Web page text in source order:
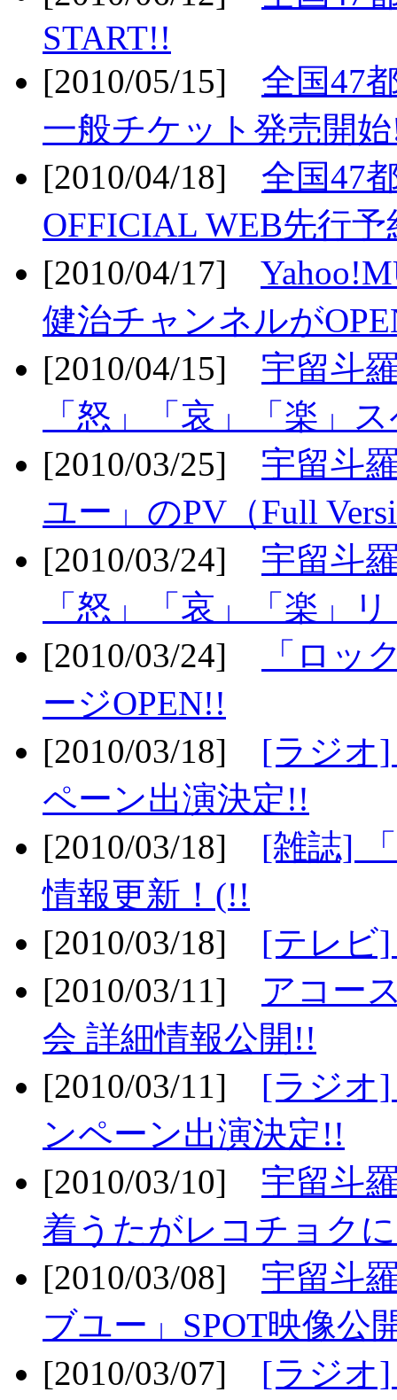
START!!
[2010/05/15] 全国47
一般チケット発売開
[2010/04/18] 全国47
OFFICIAL WEB先行
[2010/04/17]
健治チャンネルが
[2010/04/15] 宇留斗
「怒」「哀」「楽」
[2010/03/25] 宇留斗
ユー」のPV（Full
[2010/03/24] 宇留斗
「怒」「哀」「楽」
[2010/03/24]
「ロッ
ージOPEN!!
[2010/03/18] [ラジオ
ペーン出演決定!!
[2010/03/18] [雑誌]
情報更新！(!!
[2010/03/18] [テレビ
[2010/03/11] アコー
会 詳細情報公開!!
[2010/03/11] [ラジオ
ンペーン出演決定!!
[2010/03/10] 宇留斗
着うたがレコチョク
[2010/03/08] 宇留斗
ブユー」SPOT映像公
[2010/03/07] [ラジオ]